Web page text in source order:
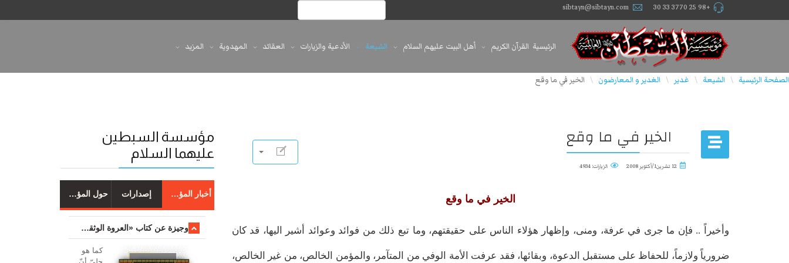
+98 25 3770 33 30
sibtayn@sibtayn.com
الرئيسية القرآن الكريم أهل البيت عليهم السلام الشيعة الأدعية والزيارات العقائد المهدوية المزيد
الصفحة الرئيسية \ الشيعة \ غدير \ الغدیر و المعارضون \ الخير في ما وقع
الخير في ما وقع
12 تشرين1/أكتوير 2008 الزيارات: 4934
الخير في ما وقع
وأخيراً .. فإن ما جرى في عرفة، ومنى، وإظهار هؤلاء الناس على حقيقتهم، وما تبع ذلك من فوائد وعوائد أشير اليها، قد كان
ضرورياً ولازماً، للحفاظ على مستقبل الدعوة، وبقائها، فقد عرفت الأمة الوفي من المتآمر، والمؤمن الخالص، من غير الخالص،
مؤسسة السبطين
عليهما السلام
أخبار المؤسسة إصدارات حول المؤسسة
وجیزة عن کتاب «العروة الوثقی والتعلیقات علیها»
کما هو